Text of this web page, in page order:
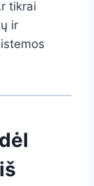
tikrai
ir